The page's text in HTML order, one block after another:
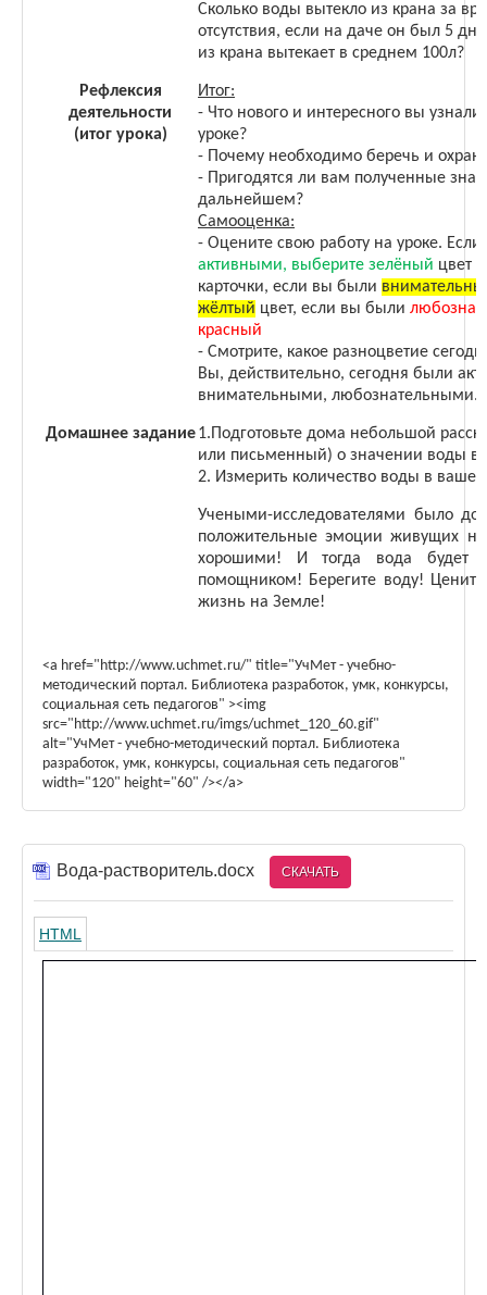
Сколько воды вытекло из крана за
отсутствия, если на даче он был 5
из крана вытекает в среднем 100л?
Рефлексия
деятельности
(итог урока)
Итог:
- Что нового и интересного вы узнали
уроке?
- Почему необходимо беречь и
- Пригодятся ли вам полученные
дальнейшем?
Самооценка:
- Оцените свою работу на уроке.
активными, выберите зелёный цвет
карточки, если вы были
жёлтый цвет, если вы были
красный
- Смотрите, какое разноцветие
Вы, действительно, сегодня были
внимательными,
Домашнее задание 1.Подготовьте дома небольшой
или письменный) о значении воды в
2. Измерить количество воды в
Учеными-исследователями было
положительные эмоции живущих
хорошими! И тогда вода будет
помощником! Берегите воду!
жизнь на Земле!
<a href="http://www.uchmet.ru/" title="УчМет - учебно-
методический портал. Библиотека разработок, умк, конкурсы,
социальная сеть педагогов" ><img
src="http://www.uchmet.ru/imgs/uchmet_120_60.gif"
alt="УчМет - учебно-методический портал. Библиотека
разработок, умк, конкурсы, социальная сеть педагогов"
width="120" height="60" /></a>
Вода-растворитель.docx СКАЧАТЬ
HTML